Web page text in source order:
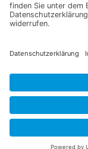
Auf unsere Seite
von verschiedenen